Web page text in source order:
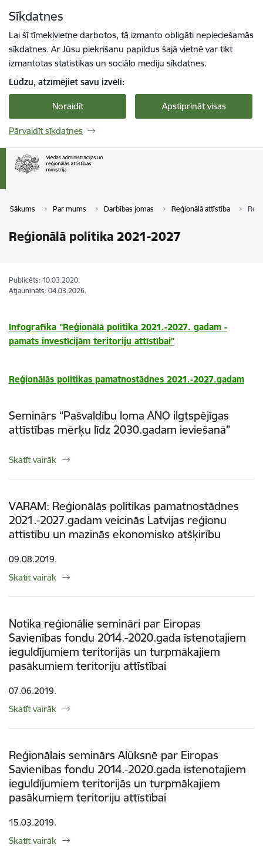
Sīkdatnes
Lai šī tīmekļvietne darbotos, tā izmanto obligāti nepieciešamās
sīkdatnes. Ar Jūsu piekrišanu papildus šajā vietnē var tikt
izmantotas statistikas un sociālo mediju sīkdatnes.
Lūdzu, atzīmējiet savu izvēli:
Noraidīt Apstiprināt visas
Pārvaldīt sīkdatnes
Sākums Par mums Darbības jomas Reģionālā attīstība
Reģionālā politika 2021-2027
Publicēts: 10.03.2020.
Atjaunināts: 04.03.2026.
Infografika "Reģionālā politika 2021.-2027. gadam -
pamats investīcijām teritoriju attīstībai"
Reģionālās politikas pamatnostādnes 2021.-2027.gadam
Seminārs “Pašvaldību loma ANO ilgtspējīgas
attīstības mērķu līdz 2030.gadam ieviešanā”
Skatīt vairāk
VARAM: Reģionālās politikas pamatnostādnes
2021.-2027.gadam veicinās Latvijas reģionu
attīstību un mazinās ekonomisko atšķirību
09.08.2019.
Skatīt vairāk
Notika reģionālie semināri par Eiropas
Savienības fondu 2014.-2020.gada īstenotajiem
ieguldījumiem teritorijās un turpmākajiem
pasākumiem teritoriju attīstībai
07.06.2019.
Skatīt vairāk
Reģionālais seminārs Alūksnē par Eiropas
Savienības fondu 2014.-2020.gada īstenotajiem
ieguldījumiem teritorijās un turpmākajiem
pasākumiem teritoriju attīstībai
15.03.2019.
Skatīt vairāk